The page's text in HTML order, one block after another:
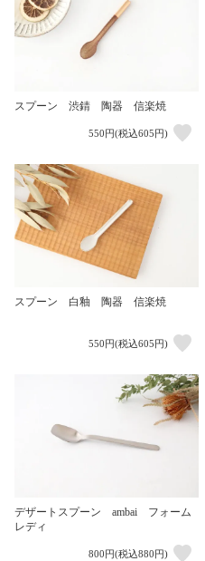
スプーン 渋錆 陶器 信楽焼
550円(税込605円)
スプーン 白釉 陶器 信楽焼
550円(税込605円)
デザートスプーン ambai フォーム
レディ
800円(税込880円)